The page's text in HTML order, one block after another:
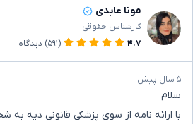
مونا عابدی
کارشناس حقوقی
۴.۷
(۵۹۱) دیدگاه
۵ سال پیش
سلام
با ارائه نامه از سوی پزشکی قانونی دیه